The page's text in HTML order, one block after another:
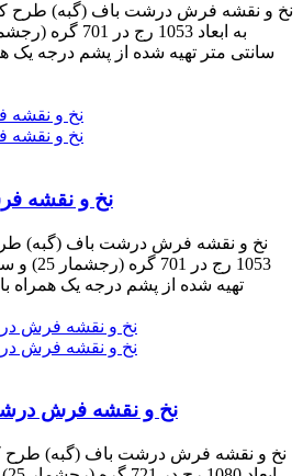
سانتی متر تهیه شده از پشم درجه یک
نخ و نقشه
تهیه شده از پشم درجه یک همراه
نخ و نقشه فرش درشت